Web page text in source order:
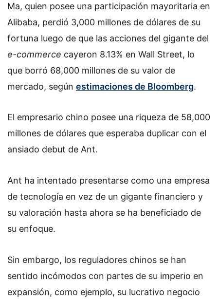
Ma, quien posee una participación mayoritaria en
Alibaba, perdió 3,000 millones de dólares de su
fortuna luego de que las acciones del gigante del
e-commerce cayeron 8.13% en Wall Street, lo
que borró 68,000 millones de su valor de
mercado, según estimaciones de Bloomberg.
El empresario chino posee una riqueza de 58,000
millones de dólares que esperaba duplicar con el
ansiado debut de Ant.
Ant ha intentado presentarse como una empresa
de tecnología en vez de un gigante financiero y
su valoración hasta ahora se ha beneficiado de
su enfoque.
Sin embargo, los reguladores chinos se han
sentido incómodos con partes de su imperio en
expansión, como ejemplo, su lucrativo negocio